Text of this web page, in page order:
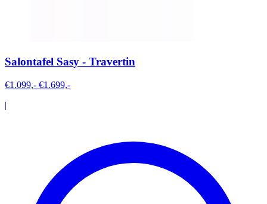
Salontafel Sasy - Travertin
€1.099,- €1.699,-
|